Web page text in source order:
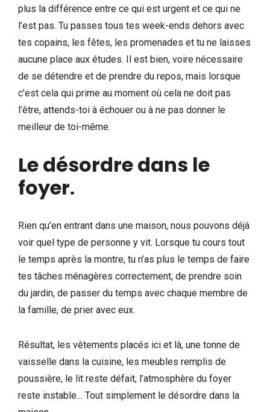
plus la différence entre ce qui est urgent et ce qui ne
l’est pas. Tu passes tous tes week-ends dehors avec
tes copains, les fêtes, les promenades et tu ne laisses
aucune place aux études. Il est bien, voire nécessaire
de se détendre et de prendre du repos, mais lorsque
c’est cela qui prime au moment où cela ne doit pas
l’être, attends-toi à échouer ou à ne pas donner le
meilleur de toi-même.
Le désordre dans le
foyer.
Rien qu’en entrant dans une maison, nous pouvons déjà
voir quel type de personne y vit. Lorsque tu cours tout
le temps après la montre, tu n’as plus le temps de faire
tes tâches ménagères correctement, de prendre soin
du jardin, de passer du temps avec chaque membre de
la famille, de prier avec eux.
Résultat, les vêtements placés ici et là, une tonne de
vaisselle dans la cuisine, les meubles remplis de
poussière, le lit reste défait, l’atmosphère du foyer
reste instable… Tout simplement le désordre dans la